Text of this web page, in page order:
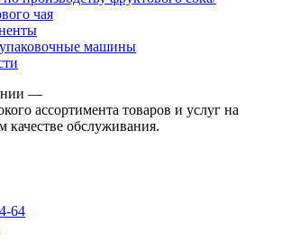
чая
машины
—
ассортимента товаров и услуг на
качестве обслуживания.
64